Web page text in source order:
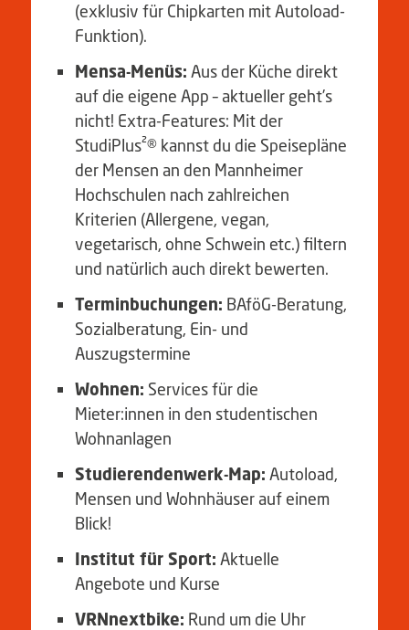
(exklusiv für Chipkarten mit Autoload-
Funktion).
Mensa-Menüs: Aus der Küche direkt
auf die eigene App – aktueller geht’s
nicht! Extra-Features: Mit der
StudiPlus²® kannst du die Speisepläne
der Mensen an den Mannheimer
Hochschulen nach zahlreichen
Kriterien (Allergene, vegan,
vegetarisch, ohne Schwein etc.) filtern
und natürlich auch direkt bewerten.
Terminbuchungen: BAföG-Beratung,
Sozialberatung, Ein- und
Auszugstermine
Wohnen: Services für die
Mieter:innen in den studentischen
Wohnanlagen
Studierendenwerk-Map: Autoload,
Mensen und Wohnhäuser auf einem
Blick!
Institut für Sport: Aktuelle
Angebote und Kurse
VRNnextbike: Rund um die Uhr